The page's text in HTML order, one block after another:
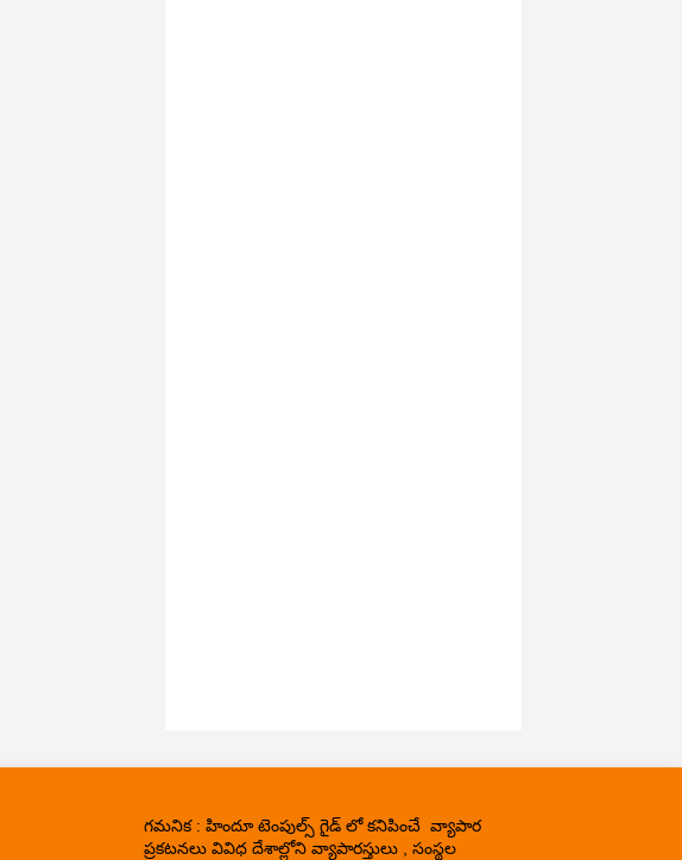
గమనిక : హిందూ టెంపుల్స్ గైడ్ లో కనిపించే వ్యాపార
ప్రకటనలు వివిధ దేశాల్లోని వ్యాపారస్తులు , సంస్థల